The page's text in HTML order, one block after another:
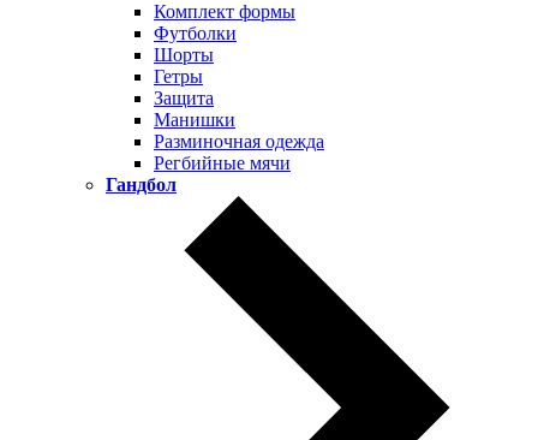
Комплект формы
Футболки
Шорты
Гетры
Защита
Манишки
Разминочная одежда
Регбийные мячи
Гандбол